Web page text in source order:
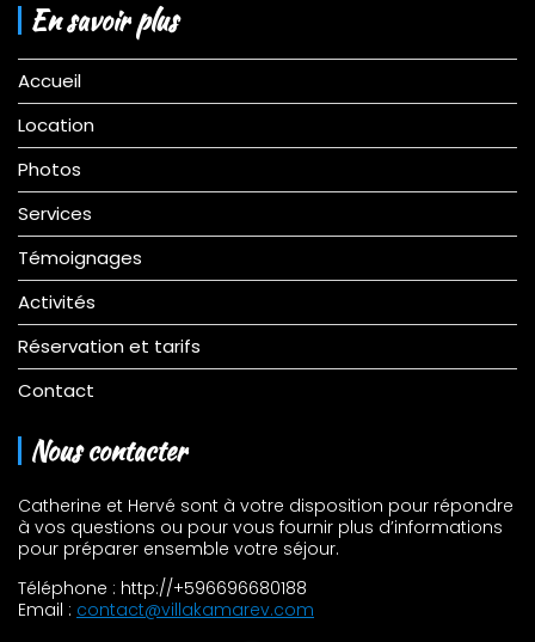
En savoir plus
Accueil
Location
Photos
Services
Témoignages
Activités
Réservation et tarifs
Contact
Nous contacter
Catherine et Hervé sont à votre disposition pour répondre
à vos questions ou pour vous fournir plus d’informations
pour préparer ensemble votre séjour.
Téléphone : http://+596696680188
Email : contact@villakamarev.com